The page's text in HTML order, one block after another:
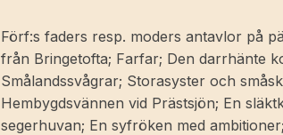
[Bokförlag].
mängd
Förf:s faders resp. moders antavlor på
från Bringetofta; Farfar; Den darrhänte
Smålandssvågrar; Storasyster och
Hembygdsvännen vid Prästsjön; En
segerhuvan; En syfröken med